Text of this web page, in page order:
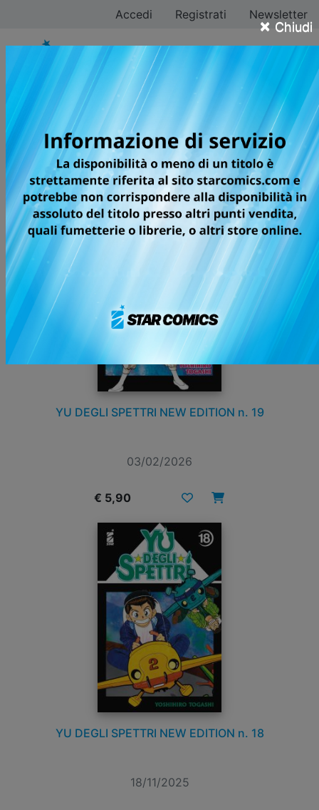
× Chiudi
Accedi Registrati Newsletter
Yoshihiro Togashi
Tutti i fumetti
YU DEGLI SPETTRI NEW EDITION n. 19
03/02/2026
€ 5,90
YU DEGLI SPETTRI NEW EDITION n. 18
18/11/2025